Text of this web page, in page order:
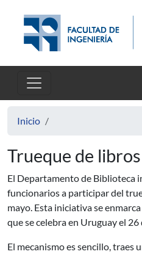
Inicio
Trueque de
El Departamento de Biblioteca
funcionarios a participar del
mayo. Esta iniciativa se
que se celebra en Uruguay el 26
El mecanismo es sencillo, traes